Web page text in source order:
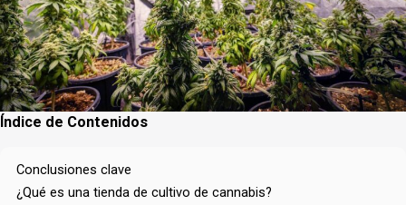
Índice de Contenidos
Conclusiones clave
¿Qué es una tienda de cultivo de cannabis?